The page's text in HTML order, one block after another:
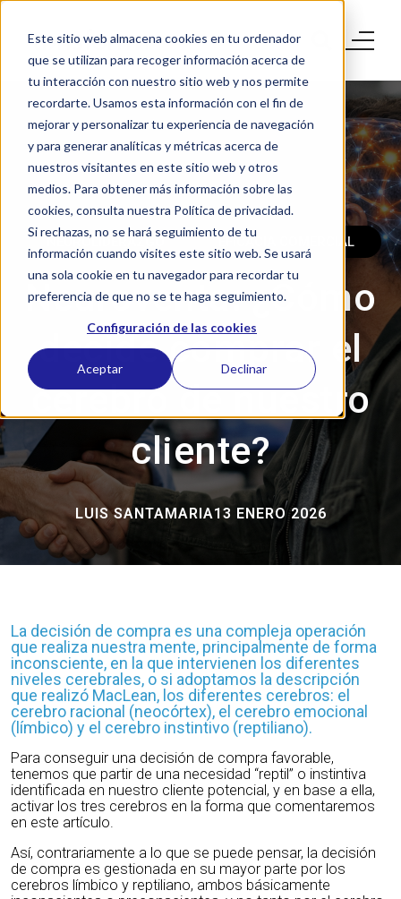
Este sitio web almacena cookies en tu ordenador
que se utilizan para recoger información acerca de
tu interacción con nuestro sitio web y nos permite
recordarte. Usamos esta información con el fin de
mejorar y personalizar tu experiencia de navegación
y para generar analíticas y métricas acerca de
nuestros visitantes en este sitio web y otros
medios. Para obtener más información sobre las
cookies, consulta nuestra Política de privacidad.
Si rechazas, no se hará seguimiento de tu
información cuando visites este sitio web. Se usará
una sola cookie en tu navegador para recordar tu
preferencia de que no se te haga seguimiento.
Configuración de las cookies
Aceptar Declinar
NEUROLIDERAZGO EFICACIA COMERCIAL
Neuroventa: ¿Cómo
decide comprar el
cerebro de nuestro
cliente?
LUIS SANTAMARIA13 ENERO 2026
La decisión de compra es una compleja operación
que realiza nuestra mente, principalmente de forma
inconsciente, en la que intervienen los diferentes
niveles cerebrales, o si adoptamos la descripción
que realizó MacLean, los diferentes cerebros: el
cerebro racional (neocórtex), el cerebro emocional
(límbico) y el cerebro instintivo (reptiliano).
Para conseguir una decisión de compra favorable,
tenemos que partir de una necesidad “reptil” o instintiva
identificada en nuestro cliente potencial, y en base a ella,
activar los tres cerebros en la forma que comentaremos
en este artículo.
Así, contrariamente a lo que se puede pensar, la decisión
de compra es gestionada en su mayor parte por los
cerebros límbico y reptiliano, ambos básicamente